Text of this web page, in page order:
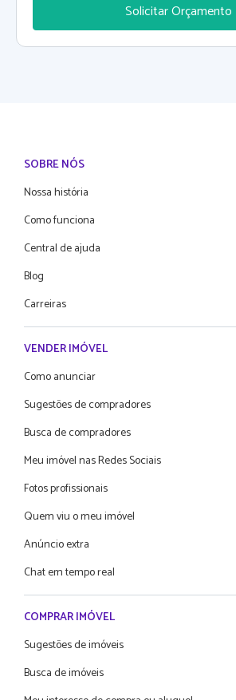
Solicitar Orçamento
SOBRE NÓS
Nossa história
Como funciona
Central de ajuda
Blog
Carreiras
VENDER IMÓVEL
Como anunciar
Sugestões de compradores
Busca de compradores
Meu imóvel nas Redes Sociais
Fotos profissionais
Quem viu o meu imóvel
Anúncio extra
Chat em tempo real
COMPRAR IMÓVEL
Sugestões de imóveis
Busca de imóveis